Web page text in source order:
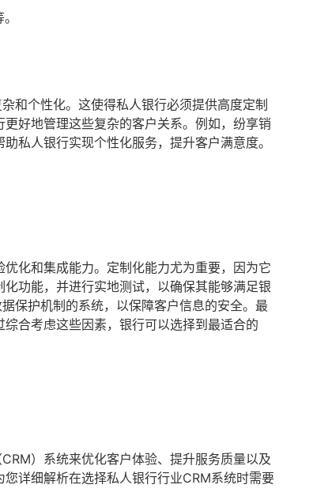
和个性化。这使得私人银行必须提供高度定制
好地管理这些复杂的客户关系。例如，纷享销
私人银行实现个性化服务，提升客户满意度。
化和集成能力。定制化能力尤为重要，因为它
功能，并进行实地测试，以确保其能够满足银
保护机制的系统，以保障客户信息的安全。最
合考虑这些因素，银行可以选择到最适合的
）系统来优化客户体验、提升服务质量以及
详细解析在选择私人银行行业CRM系统时需要